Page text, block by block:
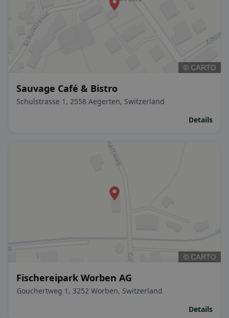
Sauvage Café & Bistro
Schulstrasse 1, 2558 Aegerten, Switzerland
Details
Fischereipark Worben AG
Gouchertweg 1, 3252 Worben, Switzerland
Details